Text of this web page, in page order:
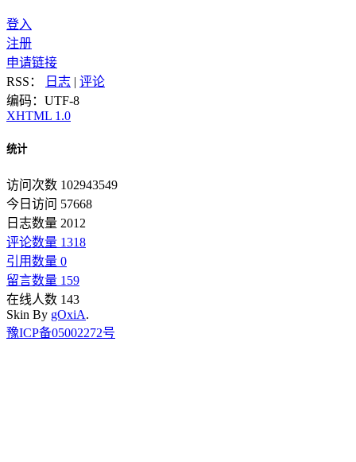
登入
注册
申请链接
RSS：
日志 | 评论
编码：UTF-8
XHTML 1.0
统计
访问次数 102943549
今日访问 57668
日志数量 2012
评论数量 1318
引用数量 0
留言数量 159
在线人数 143
Skin By gOxiA.
豫ICP备05002272号